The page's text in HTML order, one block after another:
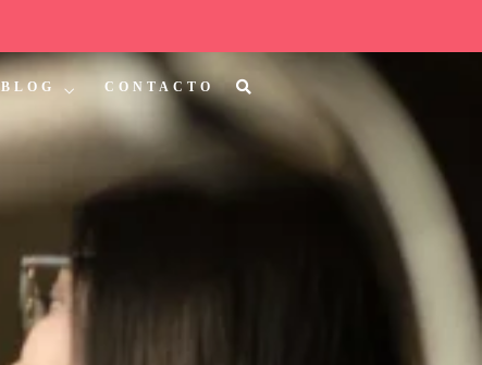
BLOG CONTACTO